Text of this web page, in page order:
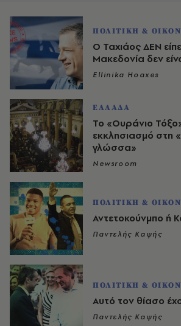
ΠΟΛΙΤΙΚΗ &
Ο Ταχιάος ΔΕΝ
Μακεδονία δεν
Ellinika Hoaxes
ΕΛΛΑΔΑ
Το «Ουράνιο
εκκλησιασμό στη
γλώσσα»
Newsroom
ΠΟΛΙΤΙΚΗ &
Αντετοκούνμπο ή
Παντελής Καψής
ΠΟΛΙΤΙΚΗ &
Αυτό τον θίασο
Παντελής Καψής